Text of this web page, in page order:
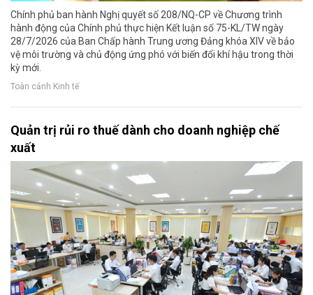
Chính phủ ban hành Nghị quyết số 208/NQ-CP về Chương trình
hành động của Chính phủ thực hiện Kết luận số 75-KL/TW ngày
28/7/2026 của Ban Chấp hành Trung ương Đảng khóa XIV về bảo
vệ môi trường và chủ động ứng phó với biến đổi khí hậu trong thời
kỳ mới.
Toàn cảnh Kinh tế
Quản trị rủi ro thuế dành cho doanh nghiệp chế
xuất